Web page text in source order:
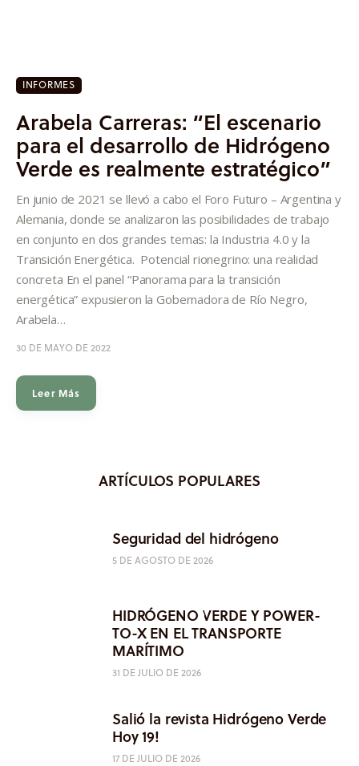
INFORMES
Arabela Carreras: “El escenario
para el desarrollo de Hidrógeno
Verde es realmente estratégico”
En junio de 2021 se llevó a cabo el Foro Futuro – Argentina y
Alemania, donde se analizaron las posibilidades de trabajo
en conjunto en dos grandes temas: la Industria 4.0 y la
Transición Energética. Potencial rionegrino: una realidad
concreta En el panel “Panorama para la transición
energética” expusieron la Gobernadora de Río Negro,
Arabela…
30 DE MAYO DE 2022
Leer Más
ARTÍCULOS POPULARES
Seguridad del hidrógeno
5 DE AGOSTO DE 2026
HIDRÓGENO VERDE Y POWER-
TO-X EN EL TRANSPORTE
MARÍTIMO
31 DE JULIO DE 2026
Salió la revista Hidrógeno Verde
Hoy 19!
17 DE JULIO DE 2026